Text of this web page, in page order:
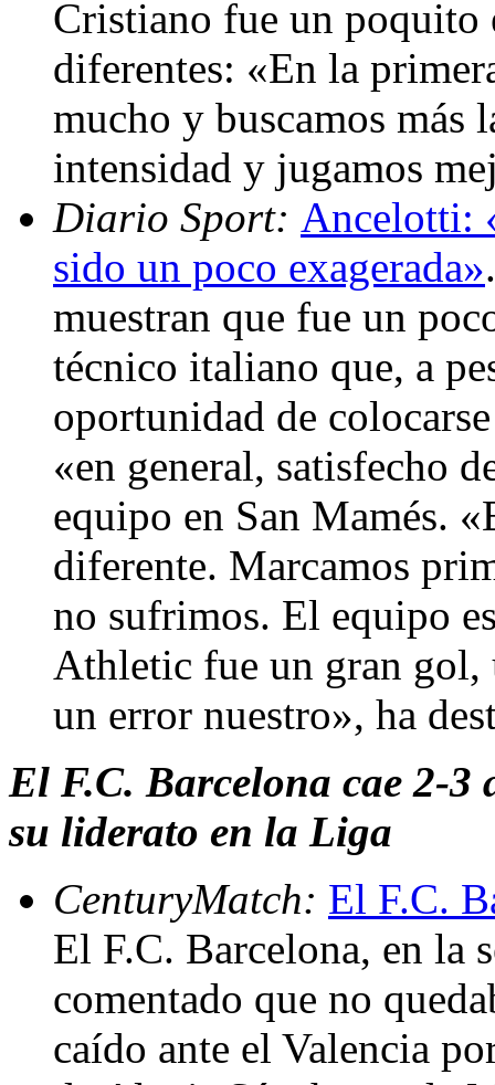
Cristiano fue un poquito
diferentes: «En la
mucho y buscamos más
intensidad y jugamos
Diario Sport: Ancelotti:
sido un poco exagerada»
muestran que fue un
técnico italiano que, a
oportunidad de
«en general, satisfecho
equipo en San Mamés.
diferente. Marcamos
no sufrimos. El equipo
Athletic fue un gran gol,
un error nuestro», ha
El F.C. Barcelona cae 2-3
su liderato en la Liga
CenturyMatch: El F.C.
El F.C. Barcelona, en la
comentado que no
caído ante el Valencia